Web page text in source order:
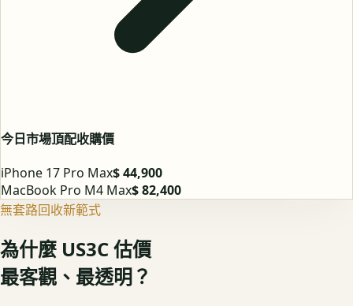
今日市場頂配收購價
iPhone 17 Pro Max$ 44,900
MacBook Pro M4 Max$ 82,400
無套路回收新範式
為什麼 US3C 估價
最客觀、最透明？